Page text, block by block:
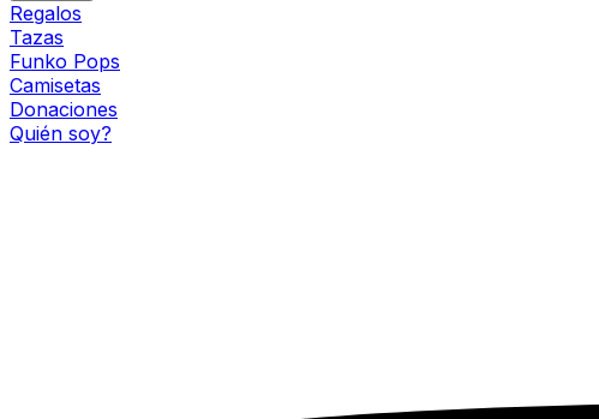
Regalos
Tazas
Funko Pops
Camisetas
Donaciones
Quién soy?